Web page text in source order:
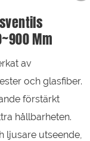
Mm
av
och glasfiber.
förstärkt
hållbarheten.
ljusare utseende,